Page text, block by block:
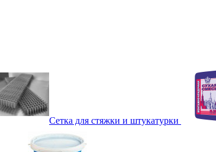
Сетка для стяжки и штукатурки